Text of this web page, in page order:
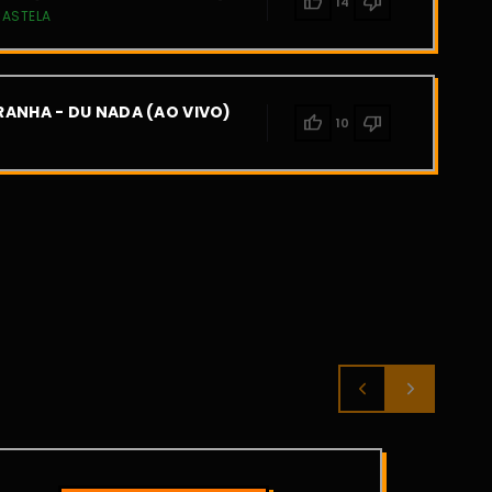
- DU NADA (AO VIVO) thumb_up 10 thumb_down